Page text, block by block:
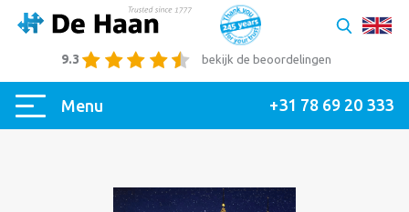
bekijk de beoordelingen
9.3
Menu +31 78 69 20 333